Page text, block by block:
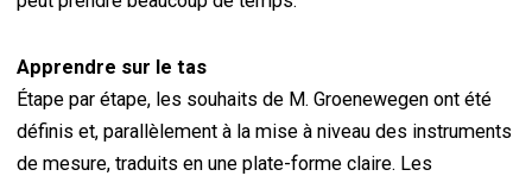
Apprendre sur le tas
Étape par étape, les souhaits de M. Groenewegen ont été
définis et, parallèlement à la mise à niveau des instruments
de mesure, traduits en une plate-forme claire. Les